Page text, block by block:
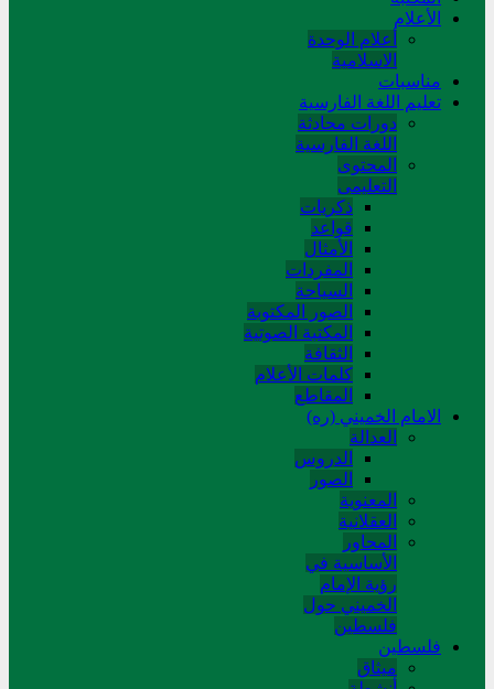
الأعلام
أعلام الوحدة
الاسلامية
مناسبات
تعلیم اللغة الفارسیة
دورات محادثة
اللغة الفارسیة
المحتوی
التعلیمی
ذکریات
قواعد
الأمثال
المفردات
السیاحة
الصور المکتوبة
المکتبة الصوتیة
الثقافة
کلمات الأعلام
المقاطع
الامام الخميني (ره)
العدالة
الدروس
الصور
المعنوية
العقلانية
المحاور
الأساسیة في
رؤیة الإمام
الخمیني حول
فلسطین
فلسطین
میثاق